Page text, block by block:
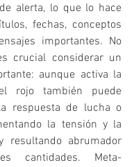
alerta, lo que lo hace
fechas, conceptos
importantes. No
crucial considerar un
aunque activa la
rojo también puede
respuesta de lucha o
la tensión y la
resultando abrumador
cantidades. Meta-